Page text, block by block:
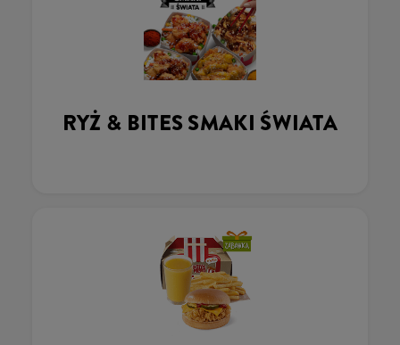
RYŻ & BITES SMAKI ŚWIATA